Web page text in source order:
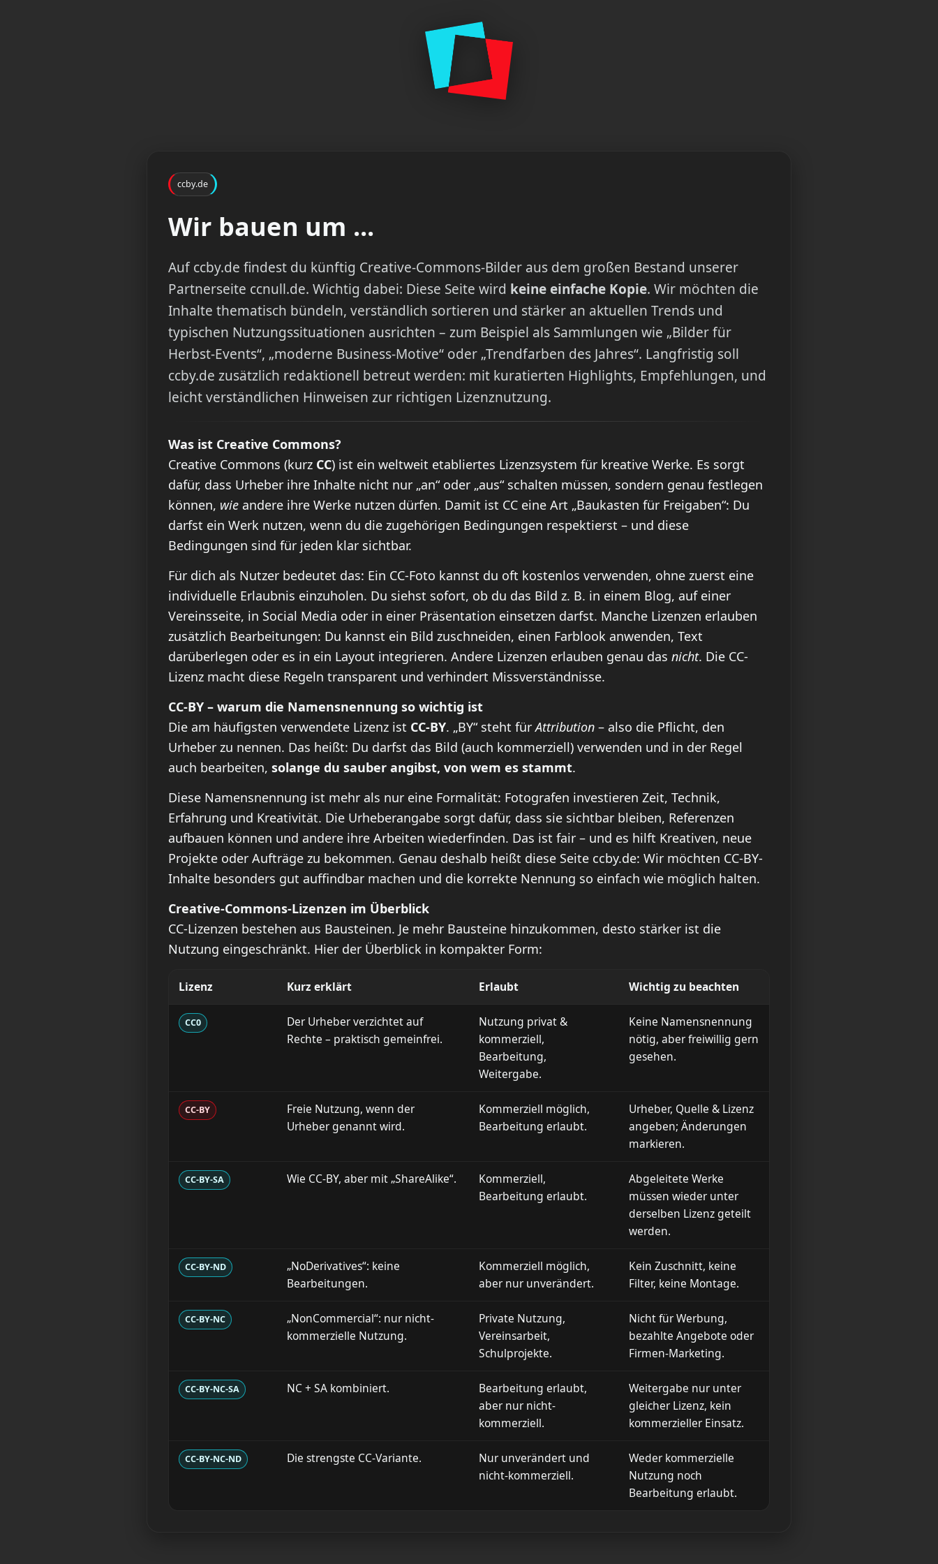
ccby.de
Wir bauen um ...
Auf ccby.de findest du künftig Creative-Commons-Bilder aus dem großen Bestand unserer
Partnerseite ccnull.de. Wichtig dabei: Diese Seite wird keine einfache Kopie. Wir möchten die
Inhalte thematisch bündeln, verständlich sortieren und stärker an aktuellen Trends und
typischen Nutzungssituationen ausrichten – zum Beispiel als Sammlungen wie „Bilder für
Herbst-Events“, „moderne Business-Motive“ oder „Trendfarben des Jahres“. Langfristig soll
ccby.de zusätzlich redaktionell betreut werden: mit kuratierten Highlights, Empfehlungen, und
leicht verständlichen Hinweisen zur richtigen Lizenznutzung.
Was ist Creative Commons?
Creative Commons (kurz CC) ist ein weltweit etabliertes Lizenzsystem für kreative Werke. Es sorgt
dafür, dass Urheber ihre Inhalte nicht nur „an“ oder „aus“ schalten müssen, sondern genau festlegen
können, wie andere ihre Werke nutzen dürfen. Damit ist CC eine Art „Baukasten für Freigaben“: Du
darfst ein Werk nutzen, wenn du die zugehörigen Bedingungen respektierst – und diese
Bedingungen sind für jeden klar sichtbar.
Für dich als Nutzer bedeutet das: Ein CC-Foto kannst du oft kostenlos verwenden, ohne zuerst eine
individuelle Erlaubnis einzuholen. Du siehst sofort, ob du das Bild z. B. in einem Blog, auf einer
Vereinsseite, in Social Media oder in einer Präsentation einsetzen darfst. Manche Lizenzen erlauben
zusätzlich Bearbeitungen: Du kannst ein Bild zuschneiden, einen Farblook anwenden, Text
darüberlegen oder es in ein Layout integrieren. Andere Lizenzen erlauben genau das nicht. Die CC-
Lizenz macht diese Regeln transparent und verhindert Missverständnisse.
CC-BY – warum die Namensnennung so wichtig ist
Die am häufigsten verwendete Lizenz ist CC-BY. „BY“ steht fürAttribution – also die Pflicht, den
Urheber zu nennen. Das heißt: Du darfst das Bild (auch kommerziell) verwenden und in der Regel
auch bearbeiten, solange du sauber angibst, von wem es stammt.
Diese Namensnennung ist mehr als nur eine Formalität: Fotografen investieren Zeit, Technik,
Erfahrung und Kreativität. Die Urheberangabe sorgt dafür, dass sie sichtbar bleiben, Referenzen
aufbauen können und andere ihre Arbeiten wiederfinden. Das ist fair – und es hilft Kreativen, neue
Projekte oder Aufträge zu bekommen. Genau deshalb heißt diese Seite ccby.de: Wir möchten CC-BY-
Inhalte besonders gut auffindbar machen und die korrekte Nennung so einfach wie möglich halten.
Creative-Commons-Lizenzen im Überblick
CC-Lizenzen bestehen aus Bausteinen. Je mehr Bausteine hinzukommen, desto stärker ist die
Nutzung eingeschränkt. Hier der Überblick in kompakter Form:
Lizenz Kurz erklärt Erlaubt Wichtig zu beachten
CC0
Der Urheber verzichtet auf
Rechte – praktisch gemeinfrei.
Nutzung privat &
kommerziell,
Bearbeitung,
Weitergabe.
Keine Namensnennung
nötig, aber freiwillig gern
gesehen.
CC-BY
Freie Nutzung, wenn der
Urheber genannt wird.
Kommerziell möglich,
Bearbeitung erlaubt.
Urheber, Quelle & Lizenz
angeben; Änderungen
markieren.
CC-BY-SA Wie CC-BY, aber mit „ShareAlike“.
Kommerziell,
Bearbeitung erlaubt.
Abgeleitete Werke
müssen wieder unter
derselben Lizenz geteilt
werden.
CC-BY-ND
„NoDerivatives“: keine
Bearbeitungen.
Kommerziell möglich,
aber nur unverändert.
Kein Zuschnitt, keine
Filter, keine Montage.
CC-BY-NC
„NonCommercial“: nur nicht-
kommerzielle Nutzung.
Private Nutzung,
Vereinsarbeit,
Schulprojekte.
Nicht für Werbung,
bezahlte Angebote oder
Firmen-Marketing.
CC-BY-NC-SA NC + SA kombiniert.
Bearbeitung erlaubt,
aber nur nicht-
kommerziell.
Weitergabe nur unter
gleicher Lizenz, kein
kommerzieller Einsatz.
CC-BY-NC-ND Die strengste CC-Variante.
Nur unverändert und
nicht-kommerziell.
Weder kommerzielle
Nutzung noch
Bearbeitung erlaubt.